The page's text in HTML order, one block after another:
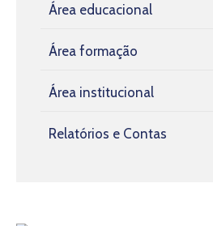
Área educacional
Área formação
Área institucional
Relatórios e Contas